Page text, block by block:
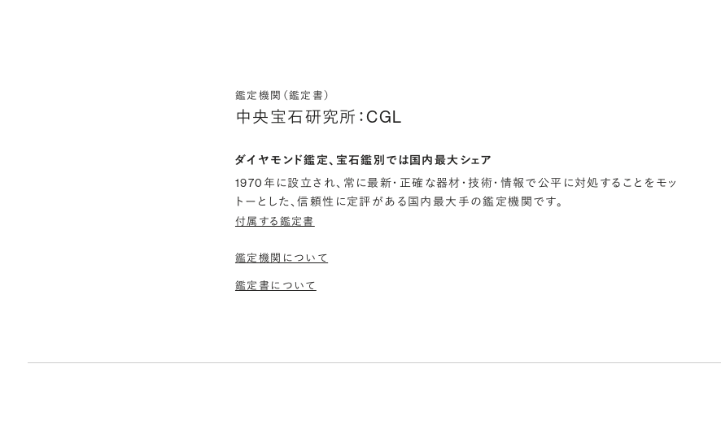
鑑定機関（鑑定書）
中央宝石研究所：CGL
ダイヤモンド鑑定、宝石鑑別では国内最大シェア
1970年に設立され、常に最新・正確な器材・技術・情報で公平に対処することをモッ
トーとした、信頼性に定評がある国内最大手の鑑定機関です。
付属する鑑定書
鑑定機関について
鑑定書について